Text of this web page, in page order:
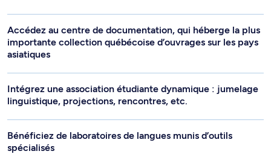
Accédez au centre de documentation, qui héberge la plus
importante collection québécoise d’ouvrages sur les pays
asiatiques
Intégrez une association étudiante dynamique : jumelage
linguistique, projections, rencontres, etc.
Bénéficiez de laboratoires de langues munis d’outils
spécialisés